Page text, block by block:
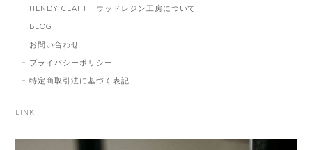
HENDY CLAFT ウッドレジン工房について
BLOG
お問い合わせ
プライバシーポリシー
特定商取引法に基づく表記
LINK